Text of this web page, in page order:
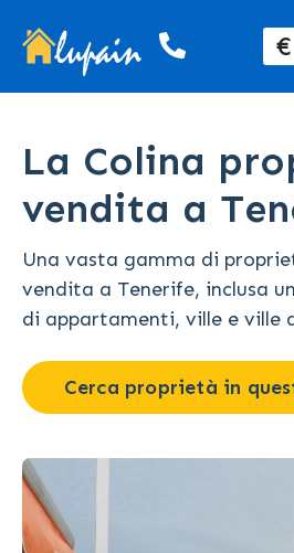
€
La Colina
vendita a
Una vasta gamma di
vendita a Tenerife, inclusa
di appartamenti, ville e ville
Cerca proprietà in